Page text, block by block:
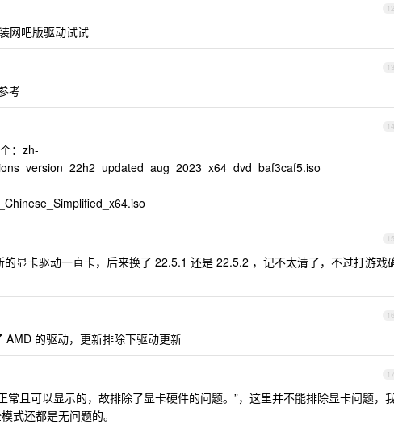
12
网吧版驱动试试
13
考
14
：zh-
15
显卡驱动一直卡，后来换了 22.5.1 还是 22.5.2 ，记不太清了，不过打游戏
16
的驱动，更新排除下驱动更新
17
常且可以显示的，故排除了显卡硬件的问题。”，这里并不能排除显卡问题，
式还都是无问题的。